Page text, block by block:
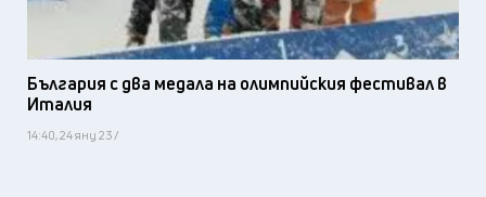
България с два медала на олимпийския фестивал в
Италия
14:40, 24 яну 23 /